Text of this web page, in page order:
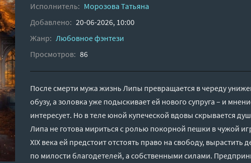
Исполнитель: Морозова Татьяна
Добавлено: 20-06-2026, 10:00
Жанр: Любовное фэнтези
Просмотров: 86
После смерти мужа жизнь Липы превращается в череду
обузу, а золовка уже подыскивает ей нового супруга – и
интересует. Но в теле юной купеческой вдовы скрывается
Липа не готова мириться с ролью покорной пешки в чужой
XIX века ей предстоит отстоять право на свободу, вырастить
по милости благодетелей, а собственными силами.